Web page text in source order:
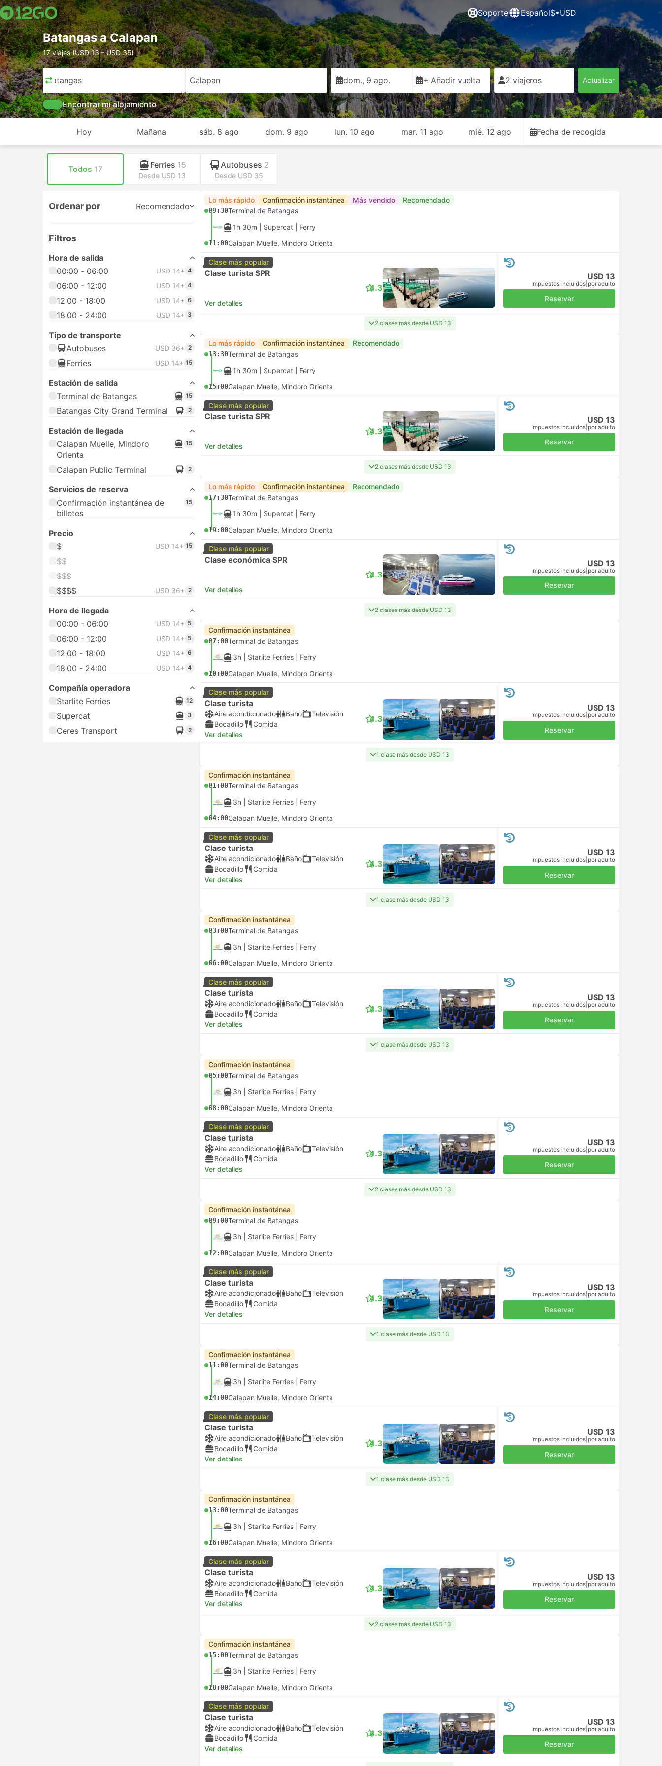
Soporte Español$•USD
Batangas a Calapan
17 viajes (USD 13 – USD 35)
Batangas Calapan dom., 9 ago. + Añadir vuelta 2 viajeros Actualizar
Encontrar mi alojamiento
Hoy Mañana sáb. 8 ago dom. 9 ago lun. 10 ago mar. 11 ago mié. 12 ago Fecha de recogida
Todos 17 Ferries 15
Desde USD 13
Autobuses 2
Desde USD 35
Ordenar por Recomendado
Filtros
Hora de salida
00:00 - 06:00
USD 14+ 4
06:00 - 12:00 USD 14+ 4
12:00 - 18:00 USD 14+ 6
18:00 - 24:00 USD 14+ 3
Tipo de transporte
Autobuses
USD 36+ 2
Ferries USD 14+ 15
Estación de salida
Terminal de Batangas
15
Batangas City Grand Terminal 2
Estación de llegada
Calapan Muelle, Mindoro
Orienta
15
Calapan Public Terminal 2
Servicios de reserva
Confirmación instantánea de
billetes
15
Precio
$
USD 14+ 15
$$
$$$
$$$$
USD 36+ 2
Hora de llegada
00:00 - 06:00
USD 14+ 5
06:00 - 12:00 USD 14+ 5
12:00 - 18:00 USD 14+ 6
18:00 - 24:00 USD 14+ 4
Compañía operadora
Starlite Ferries
12
Supercat 3
Ceres Transport 2
Lo más rápido Confirmación instantánea Más vendido Recomendado
09:30Terminal de Batangas
1h 30m | Supercat Ferry
11:00Calapan Muelle, Mindoro Orienta
Clase más popular
Clase turista SPR
Ver detalles
4.3
USD 13
Impuestos incluidos por adulto
Reservar
2 clases más desde USD 13
Lo más rápido Confirmación instantánea Recomendado
13:30Terminal de Batangas
1h 30m | Supercat Ferry
15:00Calapan Muelle, Mindoro Orienta
Clase más popular
Clase turista SPR
Ver detalles
4.3
USD 13
Impuestos incluidos por adulto
Reservar
2 clases más desde USD 13
Lo más rápido Confirmación instantánea Recomendado
17:30Terminal de Batangas
1h 30m | Supercat Ferry
19:00Calapan Muelle, Mindoro Orienta
Clase más popular
Clase económica SPR
Ver detalles
4.3
USD 13
Impuestos incluidos por adulto
Reservar
2 clases más desde USD 13
Confirmación instantánea
07:00Terminal de Batangas
3h | Starlite Ferries Ferry
10:00Calapan Muelle, Mindoro Orienta
Clase más popular
Clase turista
Aire acondicionado Baño
Televisión
Bocadillo
Comida
Ver detalles
4.3
USD 13
Impuestos incluidos por adulto
Reservar
1 clase más desde USD 13
Confirmación instantánea
01:00Terminal de Batangas
3h | Starlite Ferries Ferry
04:00Calapan Muelle, Mindoro Orienta
Clase más popular
Clase turista
Aire acondicionado Baño
Televisión
Bocadillo
Comida
Ver detalles
4.3
USD 13
Impuestos incluidos por adulto
Reservar
1 clase más desde USD 13
Confirmación instantánea
03:00Terminal de Batangas
3h | Starlite Ferries Ferry
06:00Calapan Muelle, Mindoro Orienta
Clase más popular
Clase turista
Aire acondicionado Baño
Televisión
Bocadillo
Comida
Ver detalles
4.3
USD 13
Impuestos incluidos por adulto
Reservar
1 clase más desde USD 13
Confirmación instantánea
05:00Terminal de Batangas
3h | Starlite Ferries Ferry
08:00Calapan Muelle, Mindoro Orienta
Clase más popular
Clase turista
Aire acondicionado Baño
Televisión
Bocadillo
Comida
Ver detalles
4.3
USD 13
Impuestos incluidos por adulto
Reservar
2 clases más desde USD 13
Confirmación instantánea
09:00Terminal de Batangas
3h | Starlite Ferries Ferry
12:00Calapan Muelle, Mindoro Orienta
Clase más popular
Clase turista
Aire acondicionado Baño
Televisión
Bocadillo
Comida
Ver detalles
4.3
USD 13
Impuestos incluidos por adulto
Reservar
1 clase más desde USD 13
Confirmación instantánea
11:00Terminal de Batangas
3h | Starlite Ferries Ferry
14:00Calapan Muelle, Mindoro Orienta
Clase más popular
Clase turista
Aire acondicionado Baño
Televisión
Bocadillo
Comida
Ver detalles
4.3
USD 13
Impuestos incluidos por adulto
Reservar
1 clase más desde USD 13
Confirmación instantánea
13:00Terminal de Batangas
3h | Starlite Ferries Ferry
16:00Calapan Muelle, Mindoro Orienta
Clase más popular
Clase turista
Aire acondicionado Baño
Televisión
Bocadillo
Comida
Ver detalles
4.3
USD 13
Impuestos incluidos por adulto
Reservar
2 clases más desde USD 13
Confirmación instantánea
15:00Terminal de Batangas
3h | Starlite Ferries Ferry
18:00Calapan Muelle, Mindoro Orienta
Clase más popular
Clase turista
Aire acondicionado Baño
Televisión
Bocadillo
Comida
Ver detalles
4.3
USD 13
Impuestos incluidos por adulto
Reservar